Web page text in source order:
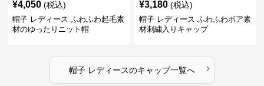
¥4,050 (税込)
帽子 レディース ふわふわ起毛素
材のゆったりニット帽
¥3,180 (税込)
帽子 レディース ふわふわボア素
材刺繍入りキャップ
帽子 レディースのキャップ一覧へ ›